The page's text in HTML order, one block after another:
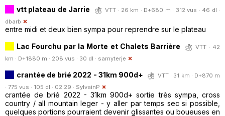
vtt plateau de Jarrie
VTT · 26 km · D+680 m · 312 vus · 46 dl ·
dbarb
entre midi et deux bien sympa pour reprendre sur le plateau
Lac Fourchu par la Morte et Chalets Barrière
VTT · 42
km · D+1880 m · 208 vus · 30 dl · samyterje
crantée de brié 2022 - 31km 900d+
VTT · 31 km · D+870 m
· 775 vus · 105 dl · 02:29 · SylvainP
crantée de brié 2022 - 31km 900d+ sortie très sympa, cross
country / all mountain leger - y aller par temps sec si possible,
quelques portions pourraient devenir glissantes ou boueuses en